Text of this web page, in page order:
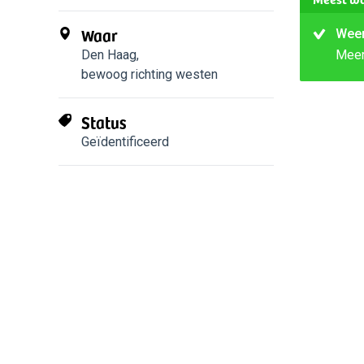
Waar
Den Haag,
bewoog richting westen
Status
Geïdentificeerd